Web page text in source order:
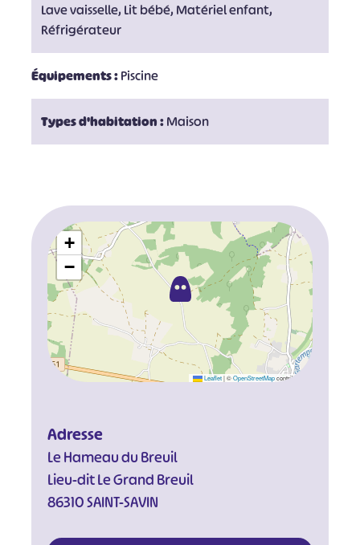
Lave vaisselle, Lit bébé, Matériel enfant,
Réfrigérateur
Équipements :Piscine
Types d'habitation :Maison
+
−
Leaflet |©OpenStreetMapcontributors
Adresse
Le Hameau du Breuil
Lieu-dit Le Grand Breuil
86310 SAINT-SAVIN